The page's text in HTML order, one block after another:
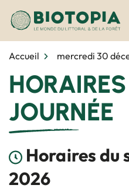
Accueil mercredi 30
JOURNÉE
Horaires du
2026